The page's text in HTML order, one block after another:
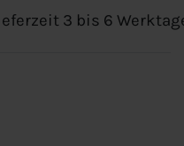
3 bis 6